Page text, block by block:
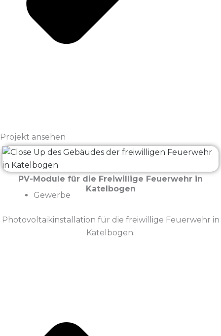
Projekt ansehen
PV-Module für die Freiwillige Feuerwehr in
Katelbogen
Gewerbe
Photovoltaikinstallation für die freiwillige Feuerwehr in
Katelbogen.